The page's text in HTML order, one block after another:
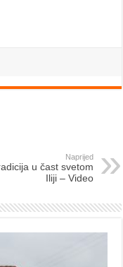
Naprijed
u čast svetom
Iliji – Video